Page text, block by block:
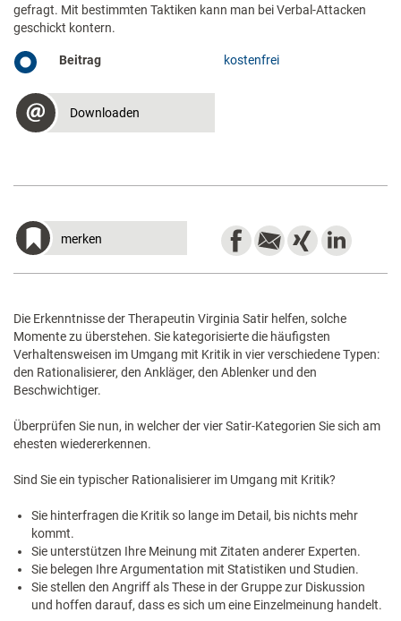
gefragt. Mit bestimmten Taktiken kann man bei Verbal-Attacken
geschickt kontern.
Beitrag kostenfrei
Downloaden
merken
Die Erkenntnisse der Therapeutin Virginia Satir helfen, solche
Momente zu überstehen. Sie kategorisierte die häufigsten
Verhaltensweisen im Umgang mit Kritik in vier verschiedene Typen:
den Rationalisierer, den Ankläger, den Ablenker und den
Beschwichtiger.
Überprüfen Sie nun, in welcher der vier Satir-Kategorien Sie sich am
ehesten wiedererkennen.
Sind Sie ein typischer Rationalisierer im Umgang mit Kritik?
Sie hinterfragen die Kritik so lange im Detail, bis nichts mehr
kommt.
Sie unterstützen Ihre Meinung mit Zitaten anderer Experten.
Sie belegen Ihre Argumentation mit Statistiken und Studien.
Sie stellen den Angriff als These in der Gruppe zur Diskussion
und hoffen darauf, dass es sich um eine Einzelmeinung handelt.